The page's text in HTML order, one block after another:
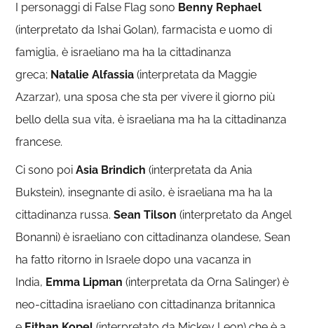
I personaggi di False Flag sono Benny Rephael
(interpretato da Ishai Golan), farmacista e uomo di
famiglia, è israeliano ma ha la cittadinanza
greca; Natalie Alfassia (interpretata da Maggie
Azarzar), una sposa che sta per vivere il giorno più
bello della sua vita, è israeliana ma ha la cittadinanza
francese.
Ci sono poiAsia Brindich (interpretata da Ania
Bukstein), insegnante di asilo, è israeliana ma ha la
cittadinanza russa.Sean Tilson (interpretato da Angel
Bonanni) è israeliano con cittadinanza olandese, Sean
ha fatto ritorno in Israele dopo una vacanza in
India, Emma Lipman (interpretata da Orna Salinger) è
neo-cittadina israeliano con cittadinanza britannica